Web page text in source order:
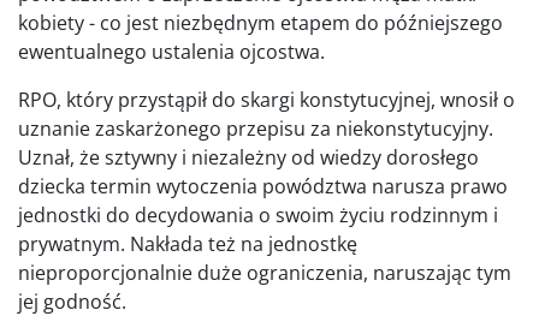
kobiety - co jest niezbędnym etapem do późniejszego
ewentualnego ustalenia ojcostwa.
RPO, który przystąpił do skargi konstytucyjnej, wnosił o
uznanie zaskarżonego przepisu za niekonstytucyjny.
Uznał, że sztywny i niezależny od wiedzy dorosłego
dziecka termin wytoczenia powództwa narusza prawo
jednostki do decydowania o swoim życiu rodzinnym i
prywatnym. Nakłada też na jednostkę
nieproporcjonalnie duże ograniczenia, naruszając tym
jej godność.